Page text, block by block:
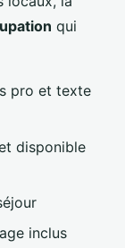
qui
pro et texte
disponible
inclus